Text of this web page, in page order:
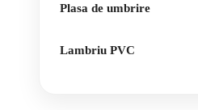
Plasa de umbrire
Lambriu PVC